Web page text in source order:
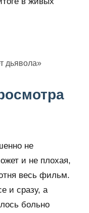
дьявола»
не
и не плохая,
весь фильм.
и сразу, а
больно